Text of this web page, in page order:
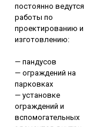
постоянно ведутся
работы по
проектированию и
изготовлению:
— пандусов
— ограждений на
парковках
— установке
ограждений и
вспомогательных